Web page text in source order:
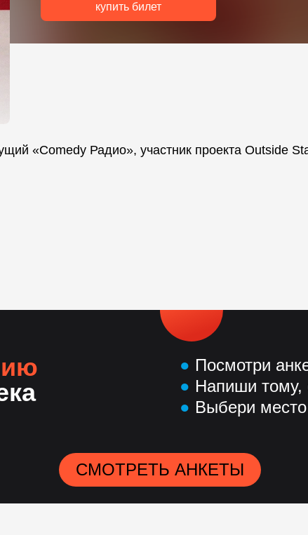
купить билет
«Comedy Радио», участник проекта Outside
● Посмотри
● Напиши тому,
● Выбери
СМОТРЕТЬ АНКЕТЫ